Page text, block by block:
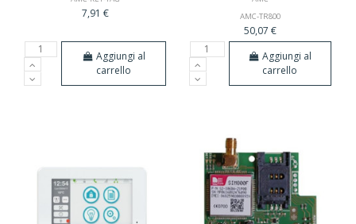
7,91 €
Aggiungi al
carrello
AMC-TR800
50,07 €
Aggiungi al
carrello